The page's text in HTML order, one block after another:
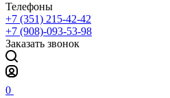
Телефоны
+7 (351) 215-42-42
+7 (908)-093-53-98
Заказать звонок
0